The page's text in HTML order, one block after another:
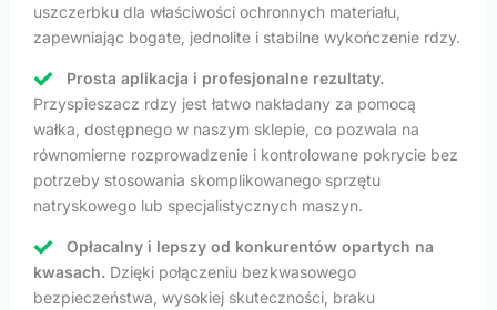
uszczerbku dla właściwości ochronnych materiału,
zapewniając bogate, jednolite i stabilne wykończenie rdzy.
Prosta aplikacja i profesjonalne rezultaty.
Przyspieszacz rdzy jest łatwo nakładany za pomocą
wałka, dostępnego w naszym sklepie, co pozwala na
równomierne rozprowadzenie i kontrolowane pokrycie bez
potrzeby stosowania skomplikowanego sprzętu
natryskowego lub specjalistycznych maszyn.
Opłacalny i lepszy od konkurentów opartych na
kwasach. Dzięki połączeniu bezkwasowego
bezpieczeństwa, wysokiej skuteczności, braku